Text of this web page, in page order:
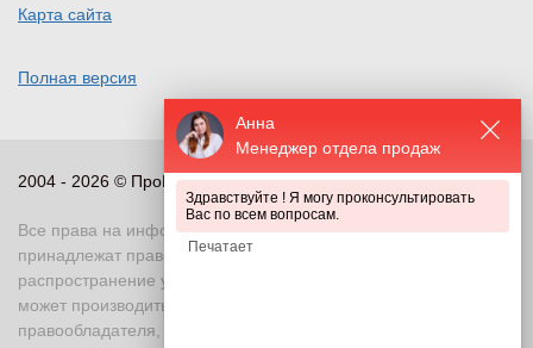
Анна
Менеджер отдела продаж
Здравствуйте ! Я могу проконсультировать
Вас по всем вопросам.
Карта сайта
Полная версия
2004 - 2026 © ПроПериметр, все права защищены
Все права на информационные и иные материалы сайта
принадлежат правообладателю. Воспроизведение или
распространение указанных материалов в любой форме
может производиться только с письменного разрешения
правообладателя, в противном случае возможно применение